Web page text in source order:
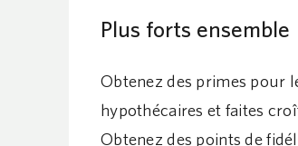
Plus forts ensemble
Obtenez des primes pour
hypothécaires et faites
Obtenez des points de